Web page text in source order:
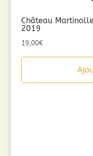
Château
2019
19,00€